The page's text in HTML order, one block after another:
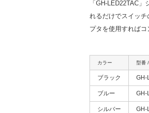
「GH-LED22TAC
れるだけでスイッ
プタを使用すれば
カラー 型番
ブラック GH-
ブルー GH-
シルバー GH-